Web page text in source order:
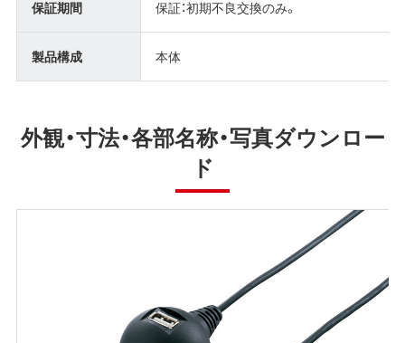
保証期間 保証：初期不良交換のみ。
製品構成 本体
外観・寸法・各部名称・写真ダウンロー
ド